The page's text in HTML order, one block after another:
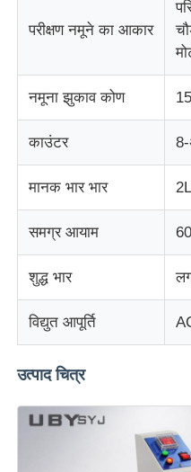
घर्षण परीक्षण मशीन
रबर परीक्षण उपकरण
निर्माण सामग्री परीक्षण
पैकेजिंग परीक्षण उपकरण
चिपकने वाला परीक्षण उपकरण
कपड़ा परीक्षण मशीन
परीक्षण नमूने का आकार
नमूना झुकाव कोण
काउंटर 8-
मानक भार भार
समग्र आयाम
शुद्ध भार
विद्युत आपूर्ति
उत्पाद चित्र